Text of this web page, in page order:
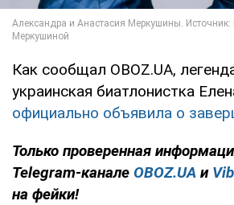
Как сообщал OBOZ.UA,
украинская биатлонистка
официально объявила о
Только проверенная
Telegram-канале OBOZ.UA и
на фейки!